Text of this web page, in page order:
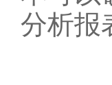
分析报